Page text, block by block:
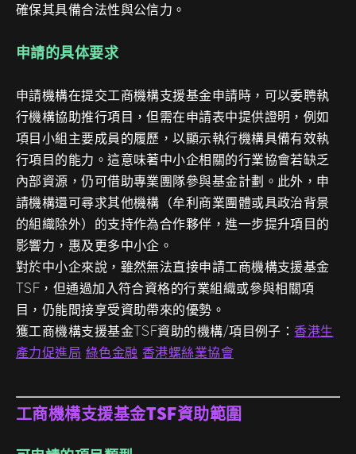
確保其具備合法性與公信力。
申請的具体要求
申請機構在提交工商機構支援基金申請時，可以委聘執
行機構協助推行項目，但需在申請表中提供證明，例如
項目小組主要成員的履歷，以顯示執行機構具備有效執
行項目的能力。這意味著中小企相關的行業協會若缺乏
內部資源，仍可借助專業團隊參與基金計劃。此外，申
請機構還可尋求其他機構（牟利商業團體或具政治背景
的組織除外）的支持作為合作夥伴，進一步提升項目的
影響力，惠及更多中小企。
對於中小企來說，雖然無法直接申請工商機構支援基金
TSF，但通過加入符合資格的行業組織或參與相關項
目，仍能間接享受資助帶來的優勢。
獲工商機構支援基金TSF資助的機構/項目例子：香港生
產力促進局 綠色金融 香港螺絲業協會
工商機構支援基金TSF資助範圍